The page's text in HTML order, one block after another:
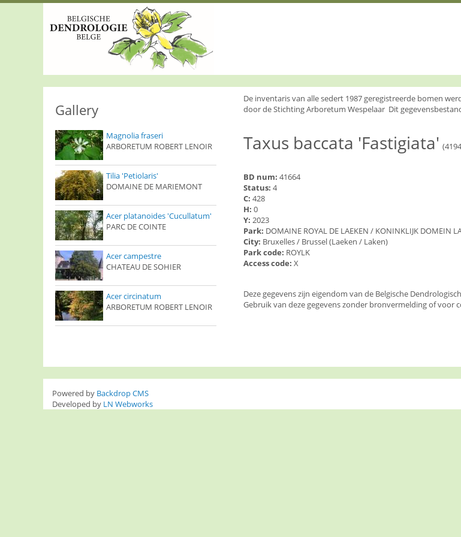
De inventaris van alle sedert 1987 geregistreerde bomen
door de Stichting Arboretum Wespelaar Dit
Taxus baccata 'Fastigiata'
BD num: 41664
Status: 4
C: 428
H: 0
Y: 2023
Park: DOMAINE ROYAL DE LAEKEN / KONINKLIJK DOMEIN
City: Bruxelles / Brussel (Laeken / Laken)
Park code: ROYLK
Access code: X
Deze gegevens zijn eigendom van de Belgische
Gebruik van deze gegevens zonder bronvermelding of voor
Gallery
Magnolia fraseri
ARBORETUM ROBERT LENOIR
Tilia 'Petiolaris'
DOMAINE DE MARIEMONT
Acer platanoides 'Cucullatum'
PARC DE COINTE
Acer campestre
CHATEAU DE SOHIER
Acer circinatum
ARBORETUM ROBERT LENOIR
Powered by Backdrop CMS
Developed by LN Webworks